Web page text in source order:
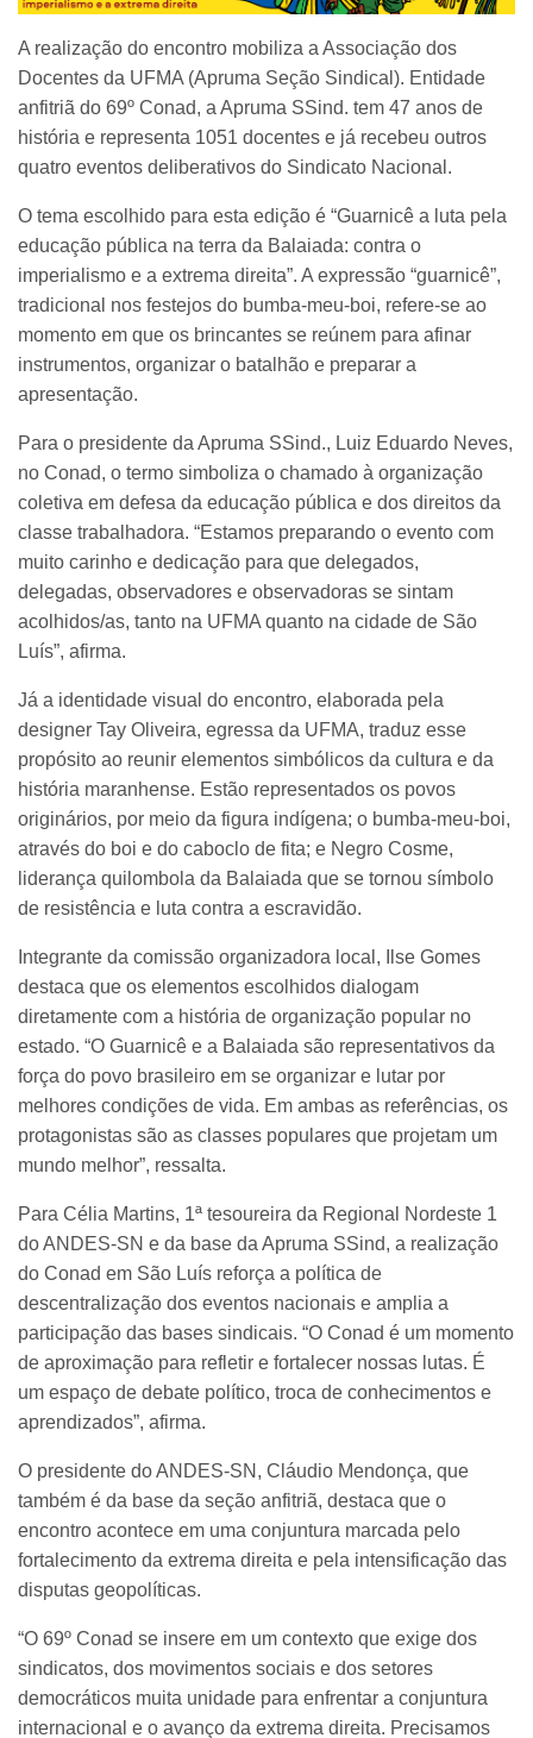
A realização do encontro mobiliza a Associação dos
Docentes da UFMA (Apruma Seção Sindical). Entidade
anfitriã do 69º Conad, a Apruma SSind. tem 47 anos de
história e representa 1051 docentes e já recebeu outros
quatro eventos deliberativos do Sindicato Nacional.
O tema escolhido para esta edição é “Guarnicê a luta pela
educação pública na terra da Balaiada: contra o
imperialismo e a extrema direita”. A expressão “guarnicê”,
tradicional nos festejos do bumba-meu-boi, refere-se ao
momento em que os brincantes se reúnem para afinar
instrumentos, organizar o batalhão e preparar a
apresentação.
Para o presidente da Apruma SSind., Luiz Eduardo Neves,
no Conad, o termo simboliza o chamado à organização
coletiva em defesa da educação pública e dos direitos da
classe trabalhadora. “Estamos preparando o evento com
muito carinho e dedicação para que delegados,
delegadas, observadores e observadoras se sintam
acolhidos/as, tanto na UFMA quanto na cidade de São
Luís”, afirma.
Já a identidade visual do encontro, elaborada pela
designer Tay Oliveira, egressa da UFMA, traduz esse
propósito ao reunir elementos simbólicos da cultura e da
história maranhense. Estão representados os povos
originários, por meio da figura indígena; o bumba-meu-boi,
através do boi e do caboclo de fita; e Negro Cosme,
liderança quilombola da Balaiada que se tornou símbolo
de resistência e luta contra a escravidão.
Integrante da comissão organizadora local, Ilse Gomes
destaca que os elementos escolhidos dialogam
diretamente com a história de organização popular no
estado. “O Guarnicê e a Balaiada são representativos da
força do povo brasileiro em se organizar e lutar por
melhores condições de vida. Em ambas as referências, os
protagonistas são as classes populares que projetam um
mundo melhor”, ressalta.
Para Célia Martins, 1ª tesoureira da Regional Nordeste 1
do ANDES-SN e da base da Apruma SSind, a realização
do Conad em São Luís reforça a política de
descentralização dos eventos nacionais e amplia a
participação das bases sindicais. “O Conad é um momento
de aproximação para refletir e fortalecer nossas lutas. É
um espaço de debate político, troca de conhecimentos e
aprendizados”, afirma.
O presidente do ANDES-SN, Cláudio Mendonça, que
também é da base da seção anfitriã, destaca que o
encontro acontece em uma conjuntura marcada pelo
fortalecimento da extrema direita e pela intensificação das
disputas geopolíticas.
“O 69º Conad se insere em um contexto que exige dos
sindicatos, dos movimentos sociais e dos setores
democráticos muita unidade para enfrentar a conjuntura
internacional e o avanço da extrema direita. Precisamos